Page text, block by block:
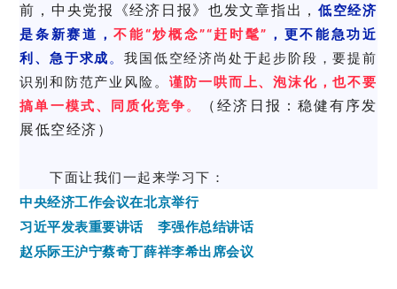
前，中央党报《经济日报》也发文章指出， 低空经济
是条新赛道，不能“炒概念”“赶时髦” ，更不能急功近
利、急于求成。我国低空经济尚处于起步阶段，要提前
识别和防范产业风险。 谨防一哄而上、泡沫化 ，也不要
搞单一模式、同质化竞争。 （经济日报：稳健有序发
展低空经济 ）
下面让我们一起来学习下：
中央经济工作会议在北京举行
习近平发表重要讲话 李强作总结讲话
赵乐际王沪宁蔡奇丁薛祥李希出席会议